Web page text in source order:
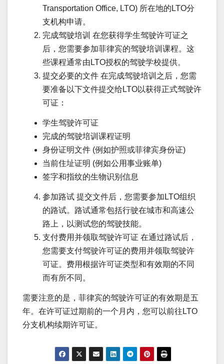
Transportation Office, LTO) 所在地的LTO分
支机构申请。
完成驾驶培训 在您获得学生驾驶许可证之
后，您需要参加菲律宾的驾驶培训课程。这
些课程通常由LTO授权的驾驶学校提供。
提交必要的文件 在完成驾驶培训之后，您需
要准备以下文件提交给LTO以获得正式驾驶许
可证：
学生驾驶许可证
完成的驾驶培训课程证明
身份证明文件 (例如护照或菲律宾身份证)
当前住址证明 (例如公用事业账单)
签字和指纹的生物识别信息
参加路试 提交文件后，您需要参加LTO组织
的路试。路试通常包括行驶在城市和高速公
路上，以测试您的驾驶技能。
支付费用并领取驾驶许可证 在通过路试后，
您需要支付驾驶许可证的费用并领取驾驶许
可证。费用根据许可证类型和有效期的不同
而有所不同。
需要注意的是，菲律宾的驾驶许可证的有效期是五
年。在许可证过期前的一个月内，您可以前往LTO
分支机构续期许可证。